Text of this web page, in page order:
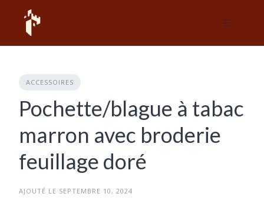
content
ACCESSOIRES
Pochette/blague à tabac
marron avec broderie
feuillage doré
AJOUTÉ LE SEPTEMBRE 10, 2024